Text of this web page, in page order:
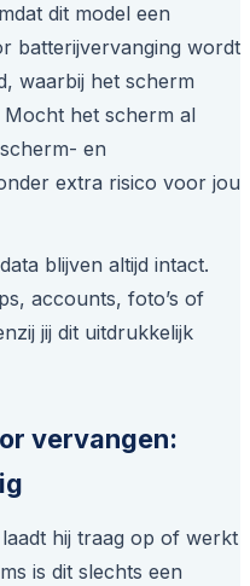
dit model een
batterijvervanging wordt
waarbij het scherm
het scherm al
en
extra risico voor jou
blijven altijd intact.
accounts, foto’s of
jij dit uitdrukkelijk
vervangen:
hij traag op of werkt
is dit slechts een